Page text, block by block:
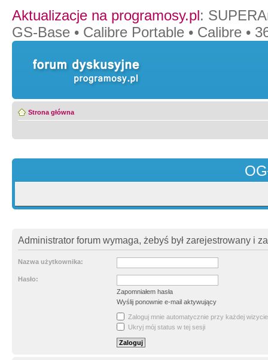
Aktualizacje na programosy.pl:
GS-Base • Calibre Portable • Calibre •
Strona główna
Administrator forum wymaga, żebyś był zarejestrowany i
Nazwa użytkownika:
Hasło:
Zapomniałem hasła
Wyślij ponownie e-mail aktywujący
Zaloguj mnie automatycznie przy każdej wizycie
Ukryj mój status w tej sesji